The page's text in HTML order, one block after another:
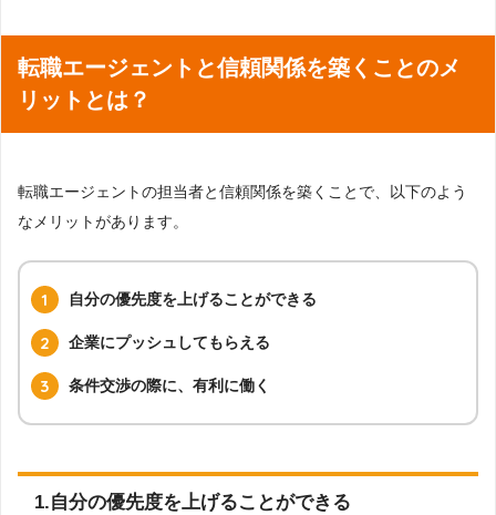
転職エージェントと信頼関係を築くことのメ
リットとは？
転職エージェントの担当者と信頼関係を築くことで、以下のよう
なメリットがあります。
自分の優先度を上げることができる
企業にプッシュしてもらえる
条件交渉の際に、有利に働く
1.自分の優先度を上げることができる